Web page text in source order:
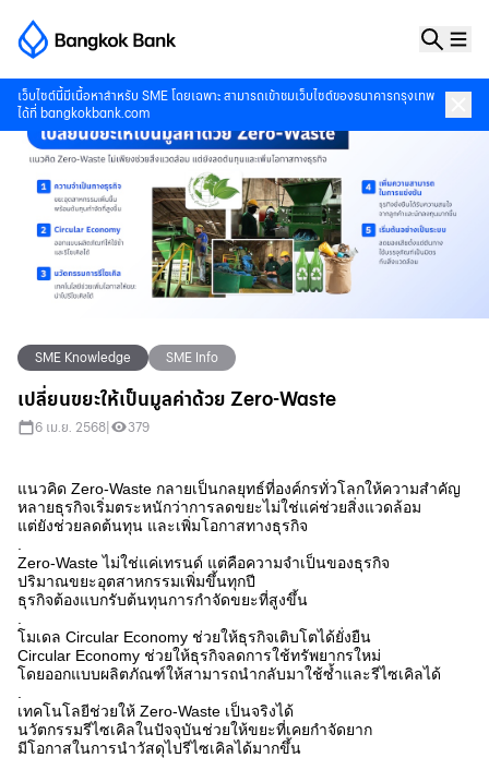
เว็บไซต์นี้มีเนื้อหาสำหรับ SME โดยเฉพาะ สามารถเข้าชมเว็บไซต์ของธนาคารกรุงเทพ
ได้ที่ bangkokbank.com
SME Knowledge SME Info
เปลี่ยนขยะให้เป็นมูลค่าด้วย Zero-Waste
6 เม.ย. 2568 379
แนวคิด Zero-Waste กลายเป็นกลยุทธ์ที่องค์กรทั่วโลกให้ความสำคัญ
หลายธุรกิจเริ่มตระหนักว่าการลดขยะไม่ใช่แค่ช่วยสิ่งแวดล้อม
แต่ยังช่วยลดต้นทุน และเพิ่มโอกาสทางธุรกิจ
Zero-Waste ไม่ใช่แค่เทรนด์ แต่คือความจำเป็นของธุรกิจ
ปริมาณขยะอุตสาหกรรมเพิ่มขึ้นทุกปี
ธุรกิจต้องแบกรับต้นทุนการกำจัดขยะที่สูงขึ้น
โมเดล Circular Economy ช่วยให้ธุรกิจเติบโตได้ยั่งยืน
Circular Economy ช่วยให้ธุรกิจลดการใช้ทรัพยากรใหม่
โดยออกแบบผลิตภัณฑ์ให้สามารถนำกลับมาใช้ซ้ำและรีไซเคิลได้
เทคโนโลยีช่วยให้ Zero-Waste เป็นจริงได้
นวัตกรรมรีไซเคิลในปัจจุบันช่วยให้ขยะที่เคยกำจัดยาก
มีโอกาสในการนำวัสดุไปรีไซเคิลได้มากขึ้น